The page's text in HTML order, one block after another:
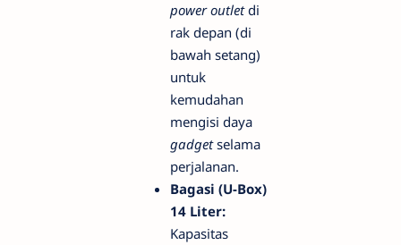
power outletdi
rak depan (di
bawah setang)
untuk
kemudahan
mengisi daya
gadgetselama
perjalanan.
Bagasi (U-Box)
14 Liter:
Kapasitas